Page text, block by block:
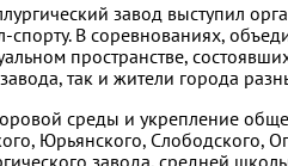
завод выступил
спорту. В соревнованиях,
пространстве,
так и жители города
среды и укрепление
Юрьянского, Слободского,
завода, средней